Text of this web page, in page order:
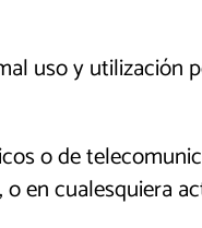
uso y utilización
o de
en cualesquiera